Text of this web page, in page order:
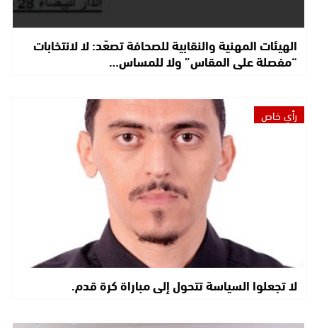
الهيئات المهنية والنقابية للصحافة تصعّد: لا لانتخابات
“مفصلة على المقاس” ولا للمساس…
رأي خاص
لا تجعلوا السياسة تتحول إلى مباراة كرة قدم.